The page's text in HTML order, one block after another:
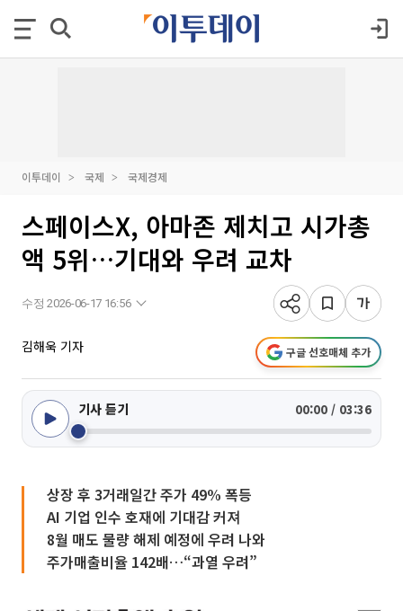
이투데이 국제 국제경제
스페이스X, 아마존 제치고 시가총
액 5위…기대와 우려 교차
수정 2026-06-17 16:56
김해욱 기자 구글 선호매체 추가
기사 듣기 00:00 / 03:36
상장 후 3거래일간 주가 49% 폭등
AI 기업 인수 호재에 기대감 커져
8월 매도 물량 해제 예정에 우려 나와
주가매출비율 142배…“과열 우려”